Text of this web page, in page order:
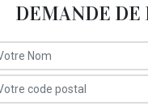
DEMANDE DE